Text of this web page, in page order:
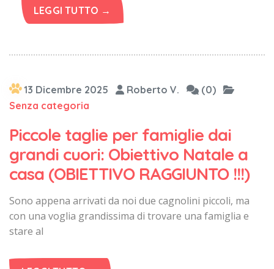
LEGGI TUTTO →
13 Dicembre 2025 Roberto V.
(0)
Senza categoria
Piccole taglie per famiglie dai
grandi cuori: Obiettivo Natale a
casa (OBIETTIVO RAGGIUNTO !!!)
Sono appena arrivati da noi due cagnolini piccoli, ma
con una voglia grandissima di trovare una famiglia e
stare al